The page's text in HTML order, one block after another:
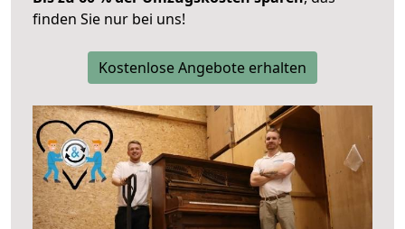
finden Sie nur bei uns!
Kostenlose Angebote erhalten